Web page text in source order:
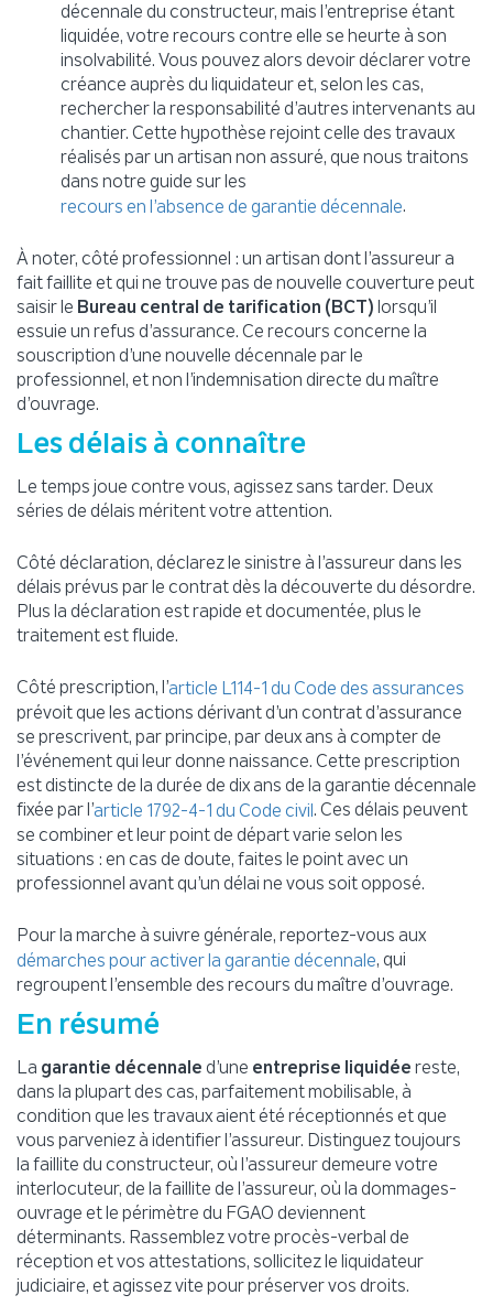
décennale du constructeur, mais l’entreprise étant
liquidée, votre recours contre elle se heurte à son
insolvabilité. Vous pouvez alors devoir déclarer votre
créance auprès du liquidateur et, selon les cas,
rechercher la responsabilité d’autres intervenants au
chantier. Cette hypothèse rejoint celle des travaux
réalisés par un artisan non assuré, que nous traitons
dans notre guide sur les
recours en l’absence de garantie décennale.
À noter, côté professionnel : un artisan dont l’assureur a
fait faillite et qui ne trouve pas de nouvelle couverture peut
saisir le Bureau central de tarification (BCT) lorsqu’il
essuie un refus d’assurance. Ce recours concerne la
souscription d’une nouvelle décennale par le
professionnel, et non l’indemnisation directe du maître
d’ouvrage.
Les délais à connaître
Le temps joue contre vous, agissez sans tarder. Deux
séries de délais méritent votre attention.
Côté déclaration, déclarez le sinistre à l’assureur dans les
délais prévus par le contrat dès la découverte du désordre.
Plus la déclaration est rapide et documentée, plus le
traitement est fluide.
Côté prescription, l’article L114-1 du Code des assurances
prévoit que les actions dérivant d’un contrat d’assurance
se prescrivent, par principe, par deux ans à compter de
l’événement qui leur donne naissance. Cette prescription
est distincte de la durée de dix ans de la garantie décennale
fixée par l’article 1792-4-1 du Code civil. Ces délais peuvent
se combiner et leur point de départ varie selon les
situations : en cas de doute, faites le point avec un
professionnel avant qu’un délai ne vous soit opposé.
Pour la marche à suivre générale, reportez-vous aux
démarches pour activer la garantie décennale, qui
regroupent l’ensemble des recours du maître d’ouvrage.
En résumé
La garantie décennale d’une entreprise liquidée reste,
dans la plupart des cas, parfaitement mobilisable, à
condition que les travaux aient été réceptionnés et que
vous parveniez à identifier l’assureur. Distinguez toujours
la faillite du constructeur, où l’assureur demeure votre
interlocuteur, de la faillite de l’assureur, où la dommages-
ouvrage et le périmètre du FGAO deviennent
déterminants. Rassemblez votre procès-verbal de
réception et vos attestations, sollicitez le liquidateur
judiciaire, et agissez vite pour préserver vos droits.